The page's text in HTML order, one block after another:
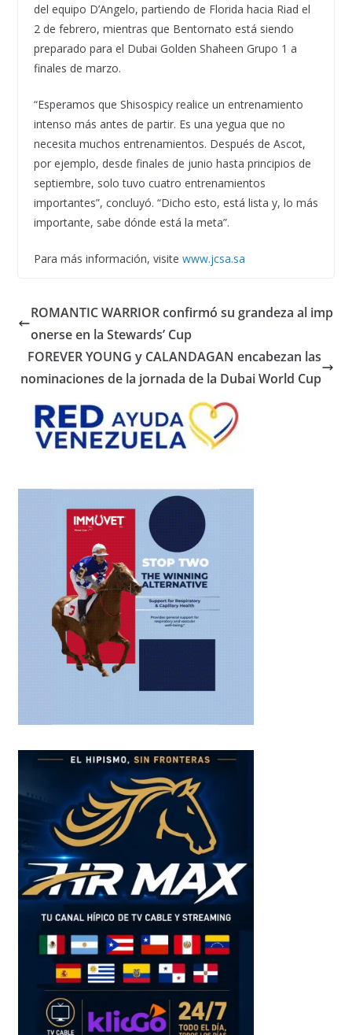
del equipo D’Angelo, partiendo de Florida hacia Riad el
2 de febrero, mientras que Bentornato está siendo
preparado para el Dubai Golden Shaheen Grupo 1 a
finales de marzo.
“Esperamos que Shisospicy realice un entrenamiento
intenso más antes de partir. Es una yegua que no
necesita muchos entrenamientos. Después de Ascot,
por ejemplo, desde finales de junio hasta principios de
septiembre, solo tuvo cuatro entrenamientos
importantes”, concluyó. “Dicho esto, está lista y, lo más
importante, sabe dónde está la meta”.
Para más información, visite www.jcsa.sa
ROMANTIC WARRIOR confirmó su grandeza al imp
onerse en la Stewards’ Cup
FOREVER YOUNG y CALANDAGAN encabezan las
nominaciones de la jornada de la Dubai World Cup